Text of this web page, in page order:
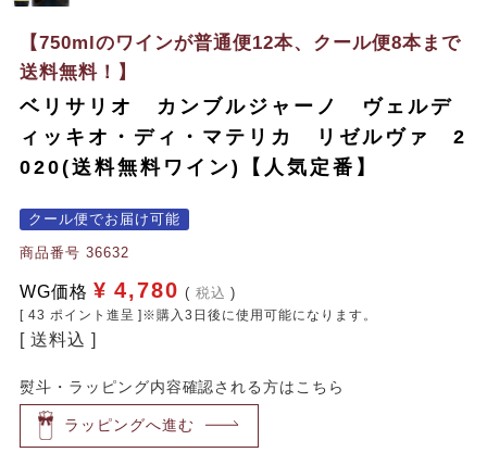
【750mlのワインが普通便12本、クール便8本まで
送料無料！】
ベリサリオ カンブルジャーノ ヴェルデ
ィッキオ・ディ・マテリカ リゼルヴァ 2
020(送料無料ワイン)【人気定番】
クール便でお届け可能
商品番号 36632
WG価格 ¥ 4,780 税込
[ 43 ポイント進呈 ]※購入3日後に使用可能になります。
送料込
熨斗・ラッピング内容確認される方はこちら
ラッピングへ進む